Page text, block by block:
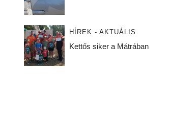
HÍREK - AKTUÁLIS
Kettős siker a Mátrában